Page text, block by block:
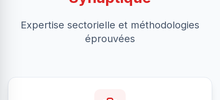
Expertise sectorielle et méthodologies
éprouvées